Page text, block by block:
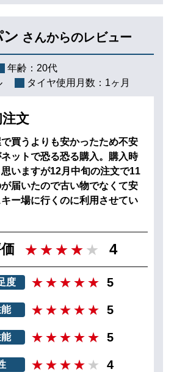
さんからのレビュー
年齢： 20代
タイヤ使用月数： 1ヶ月
文
買うよりも安かったため不安
ットで恐る恐る購入。購入時
いますが12月中旬の注文で11
届いたので古い物でなくて安
ー場に行くのに利用させてい
4
度 5
5
5
4